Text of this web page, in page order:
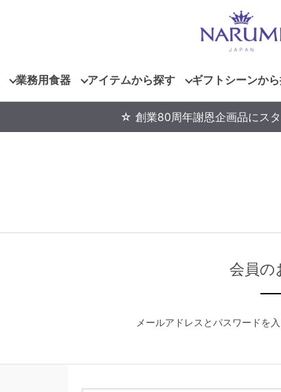
業務用食器 アイテムから探す ギフトシーンか
☆ 創業80周年謝恩企画品にス
会員の
メールアドレスとパスワードを